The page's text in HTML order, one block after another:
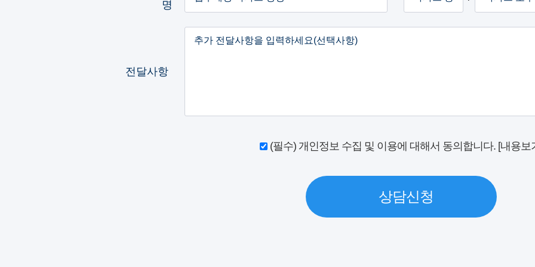
명
전달사항
(필수) 개인정보 수집 및 이용에 대해서 동의합니다. [내용보
상담신청